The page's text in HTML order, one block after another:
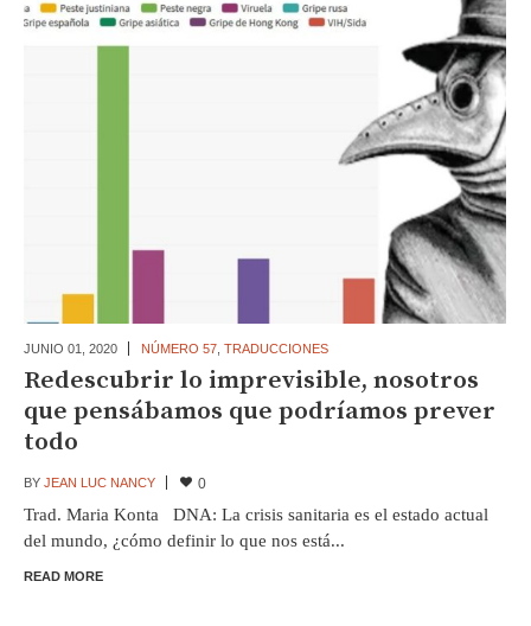
JUNIO 01, 2020 NÚMERO 57, TRADUCCIONES
Redescubrir lo imprevisible, nosotros
que pensábamos que podríamos prever
todo
BY JEAN LUC NANCY 0
Trad. Maria Konta DNA: La crisis sanitaria es el estado actual
del mundo, ¿cómo definir lo que nos está...
READ MORE